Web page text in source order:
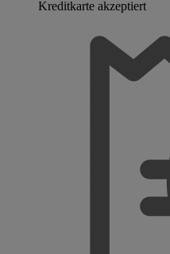
Kreditkarte akzeptiert